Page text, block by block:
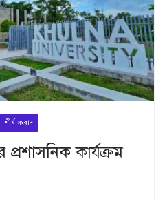
শীর্ষ সংবাদ
প্রশাসনিক কার্যক্রম